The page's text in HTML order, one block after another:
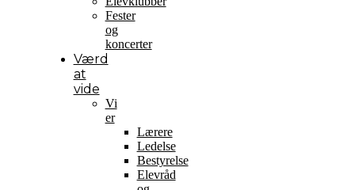
Fester
og
koncerter
Værd
at
vide
Vi
er
Lærere
Ledelse
Bestyrelse
Elevråd